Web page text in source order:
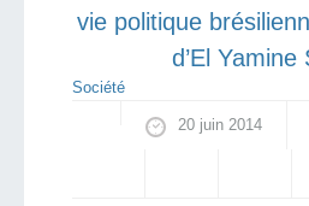
vie politique
d’El Yamine
Société
20 juin 2014